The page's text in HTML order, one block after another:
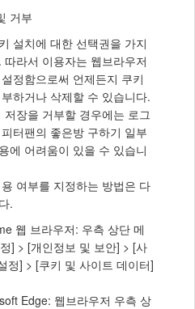
거부
설치에 대한 선택권을 가지
따라서 이용자는 웹브라우저
정함으로써 언제든지 쿠키
하거나 삭제할 수 있습니다.
저장을 거부할 경우에는 로그
터팬의 좋은방 구하기 일부
에 어려움이 있을 수 있습니
여부를 지정하는 방법은 다
.
웹 브라우저: 우측 상단 메
] > [개인정보 및 보안] > [사
정] > [쿠키 및 사이트 데이터]
Edge: 웹브라우저 우측 상